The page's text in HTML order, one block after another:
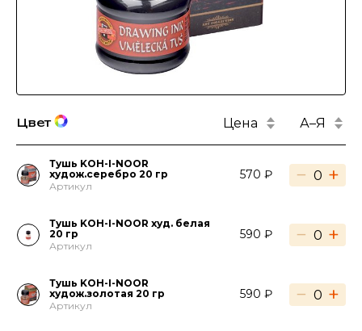
Цвет Цена А–Я
Тушь KOH-I-NOOR
худож.серебро 20 гр
Артикул
570 ₽ − +
Тушь KOH-I-NOOR худ. белая
20 гр
Артикул
590 ₽ − +
Тушь KOH-I-NOOR
худож.золотая 20 гр
Артикул
590 ₽ − +